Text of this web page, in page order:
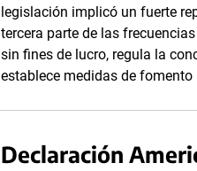
legislación implicó un fuerte
tercera parte de las
sin fines de lucro, regula la
establece medidas de
Declaración